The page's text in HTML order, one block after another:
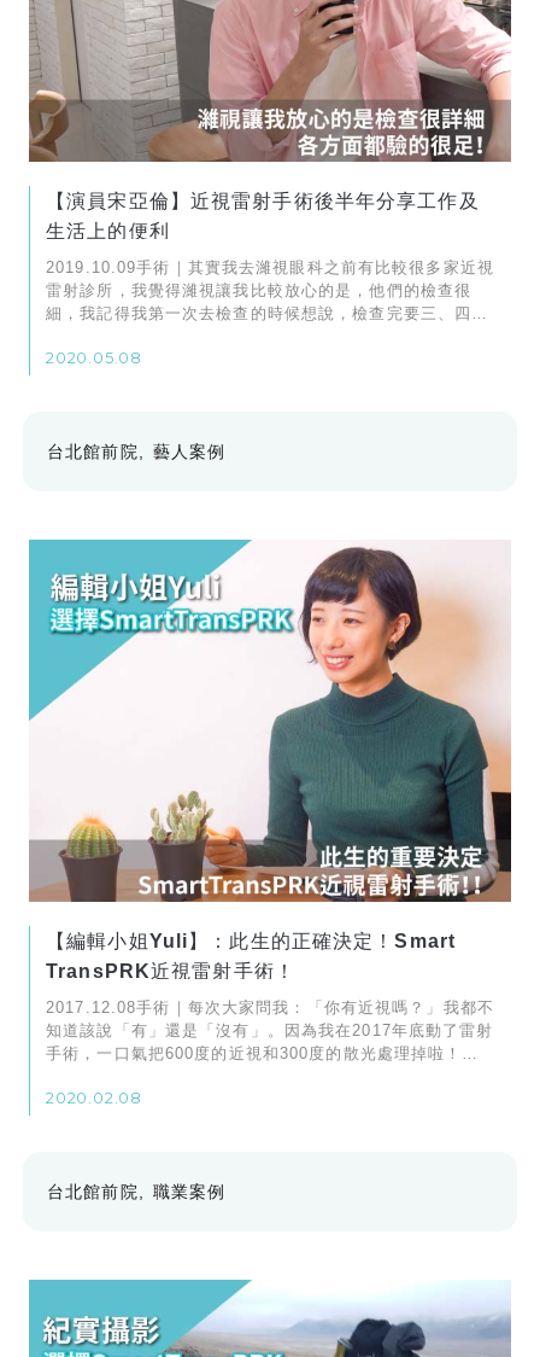
【演員宋亞倫】近視雷射手術後半年分享工作及
生活上的便利
2019.10.09手術｜其實我去濰視眼科之前有比較很多家近視
雷射診所，我覺得濰視讓我比較放心的是，他們的檢查很
細，我記得我第一次去檢查的時候想說，檢查完要三、四個
的，等於也是讓你做了一次眼睛健康檢查，還蠻讓我放心
2020.05.08
台北館前院 藝人案例
【編輯小姐Yuli】：此生的正確決定！Smart
TransPRK近視雷射手術！
2017.12.08手術｜每次大家問我：「你有近視嗎？」我都不
知道該說「有」還是「沒有」。因為我在2017年底動了雷射
手術，一口氣把600度的近視和300度的散光處理掉啦！如
後的心得。
2020.02.08
台北館前院 職業案例